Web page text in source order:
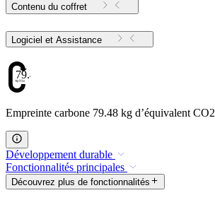
Contenu du coffret
Logiciel et Assistance
79.48
Empreinte carbone 79.48 kg d’équivalent CO2
Développement durable
Fonctionnalités principales
Découvrez plus de fonctionnalités